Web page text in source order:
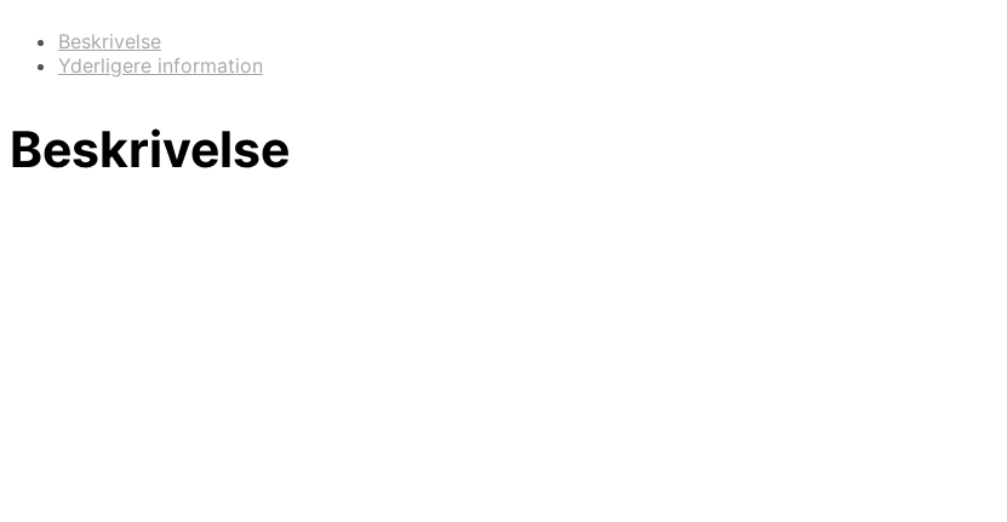
Beskrivelse
Yderligere information
Beskrivelse